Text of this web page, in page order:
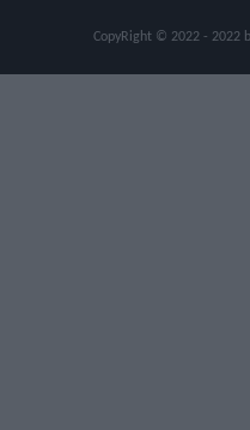
CopyRight © 2022 - 2022